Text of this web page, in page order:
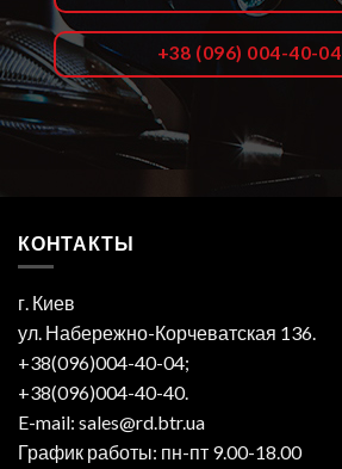
+38 (096) 004-40-04
КОНТАКТЫ
г. Киев
ул. Набережно-Корчеватская 136.
+38(096)004-40-04;
+38(096)004-40-40.
E-mail: sales@rd.btr.ua
График работы: пн-пт 9.00-18.00